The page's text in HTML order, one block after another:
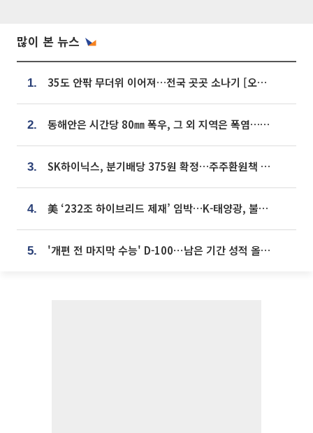
많이 본 뉴스
1. 35도 안팎 무더위 이어져…전국 곳곳 소나기 [오늘 날씨]
2. 동해안은 시간당 80㎜ 폭우, 그 외 지역은 폭염…‘극과 극 날씨’
3. SK하이닉스, 분기배당 375원 확정…주주환원책 9월로 앞당겨 발표
4. 美 ‘232조 하이브리드 제재’ 임박…K-태양광, 불확실성 털고 날개 다나
5. '개편 전 마지막 수능' D-100⋯남은 기간 성적 올릴 전략은